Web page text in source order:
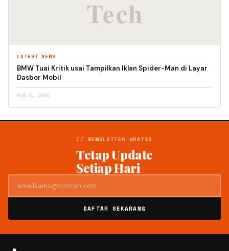
LATEST NEWS
BMW Tuai Kritik usai Tampilkan Iklan Spider-Man di Layar
Dasbor Mobil
AUG 5, 2026
// NEWSLETTER GRATIS
Tetap Update
Setiap Hari
DAFTAR SEKARANG